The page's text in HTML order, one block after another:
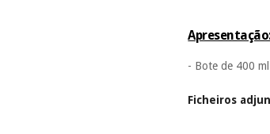
- Bote de 400 ml
Ficheiros